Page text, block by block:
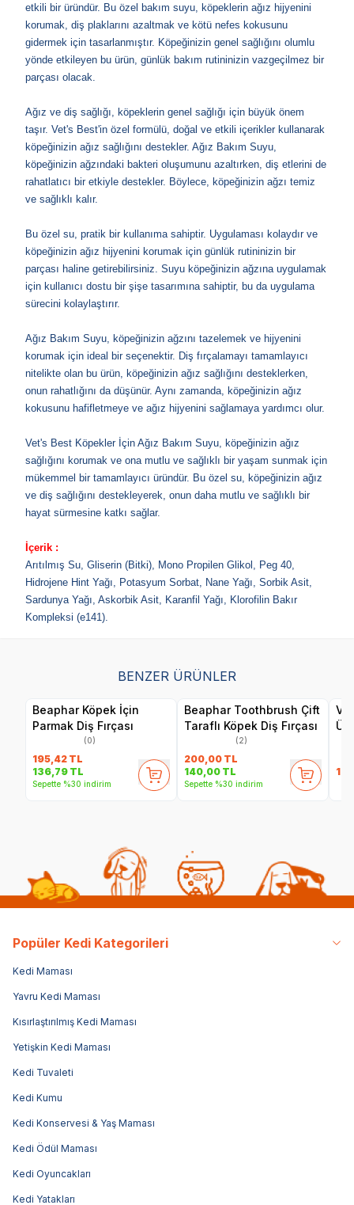
etkili bir üründür. Bu özel bakım suyu, köpeklerin ağız hijyenini
korumak, diş plaklarını azaltmak ve kötü nefes kokusunu
gidermek için tasarlanmıştır. Köpeğinizin genel sağlığını olumlu
yönde etkileyen bu ürün, günlük bakım rutininizin vazgeçilmez bir
parçası olacak.
Ağız ve diş sağlığı, köpeklerin genel sağlığı için büyük önem
taşır. Vet's Best'in özel formülü, doğal ve etkili içerikler kullanarak
köpeğinizin ağız sağlığını destekler. Ağız Bakım Suyu,
köpeğinizin ağzındaki bakteri oluşumunu azaltırken, diş etlerini de
rahatlatıcı bir etkiyle destekler. Böylece, köpeğinizin ağzı temiz
ve sağlıklı kalır.
Bu özel su, pratik bir kullanıma sahiptir. Uygulaması kolaydır ve
köpeğinizin ağız hijyenini korumak için günlük rutininizin bir
parçası haline getirebilirsiniz. Suyu köpeğinizin ağzına uygulamak
için kullanıcı dostu bir şişe tasarımına sahiptir, bu da uygulama
sürecini kolaylaştırır.
Ağız Bakım Suyu, köpeğinizin ağzını tazelemek ve hijyenini
korumak için ideal bir seçenektir. Diş fırçalamayı tamamlayıcı
nitelikte olan bu ürün, köpeğinizin ağız sağlığını desteklerken,
onun rahatlığını da düşünür. Aynı zamanda, köpeğinizin ağız
kokusunu hafifletmeye ve ağız hijyenini sağlamaya yardımcı olur.
Vet's Best Köpekler İçin Ağız Bakım Suyu, köpeğinizin ağız
sağlığını korumak ve ona mutlu ve sağlıklı bir yaşam sunmak için
mükemmel bir tamamlayıcı üründür. Bu özel su, köpeğinizin ağız
ve diş sağlığını destekleyerek, onun daha mutlu ve sağlıklı bir
hayat sürmesine katkı sağlar.
İçerik :
Arıtılmış Su, Gliserin (Bitki), Mono Propilen Glikol, Peg 40,
Hidrojene Hint Yağı, Potasyum Sorbat, Nane Yağı, Sorbik Asit,
Sardunya Yağı, Askorbik Asit, Karanfil Yağı, Klorofilin Bakır
Kompleksi (e141).
BENZER ÜRÜNLER
Beaphar Köpek İçin
Parmak Diş Fırçası
(0)
195,42 TL
136,79 TL
Sepette %30 indirim
Beaphar Toothbrush Çift
Taraflı Köpek Diş Fırçası
(2)
200,00 TL
140,00 TL
Sepette %30 indirim
Üç
Popüler Kedi Kategorileri
Kedi Maması
Yavru Kedi Maması
Kısırlaştırılmış Kedi Maması
Yetişkin Kedi Maması
Kedi Tuvaleti
Kedi Kumu
Kedi Konservesi & Yaş Maması
Kedi Ödül Maması
Kedi Oyuncakları
Kedi Yatakları